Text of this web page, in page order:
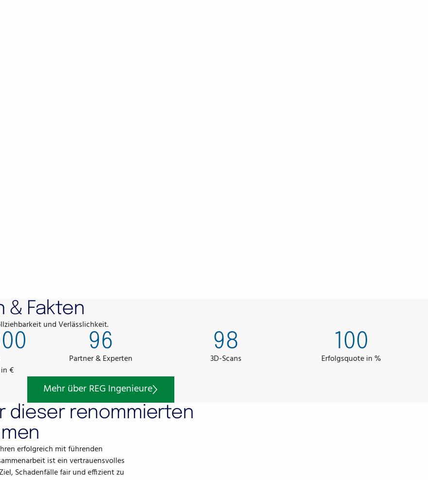
& Fakten
und Verlässlichkeit.
€
96
Partner & Experten
98
3D-Scans
100
Erfolgsquote in %
Mehr über REG Ingenieure
Mehr über REG Ingenieure
dieser renommierten
erfolgreich mit führenden
ist ein vertrauensvolles
Schadenfälle fair und effizient zu